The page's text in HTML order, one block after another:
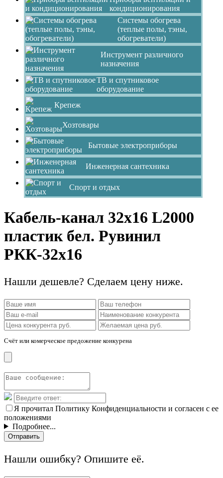
кондиционирования
Системы обогрева
(теплые полы, тэны,
обогреватели)
Инструмент различного
назначения
ТВ и спутниковое
оборудование
Крепеж
Хозтовары
Бытовые электроприборы
Инженерная сантехника
Спорт и отдых
Кабель-канал 32х16 L2000
пластик бел. Рувинил
РКК-32х16
Нашли дешевле? Сделаем цену ниже.
Счёт или комерческое предожение конкурена
Я прочитал Политику Конфиденциальности и согласен с ее
положениями
Подробнее...
Отправить
Нашли ошибку? Опишите её.